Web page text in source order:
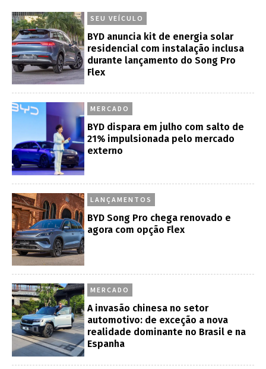
SEU VEÍCULO
BYD anuncia kit de energia solar
residencial com instalação inclusa
durante lançamento do Song Pro
Flex
MERCADO
BYD dispara em julho com salto de
21% impulsionada pelo mercado
externo
LANÇAMENTOS
BYD Song Pro chega renovado e
agora com opção Flex
MERCADO
A invasão chinesa no setor
automotivo: de exceção a nova
realidade dominante no Brasil e na
Espanha